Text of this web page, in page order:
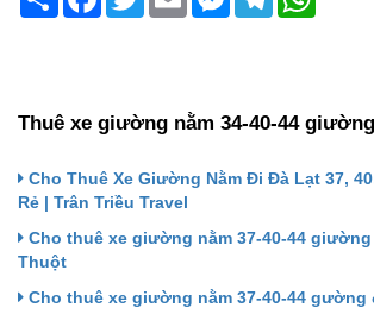
Thuê xe giường nằm 34-40-44
Cho Thuê Xe Giường Nằm Đi Đà Lạt 37,
Rẻ | Trân Triều Travel
Cho thuê xe giường nằm 37-40-44
Thuột
Cho thuê xe giường nằm 37-40-44 gường